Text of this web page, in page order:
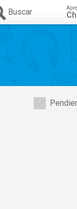
Buscar